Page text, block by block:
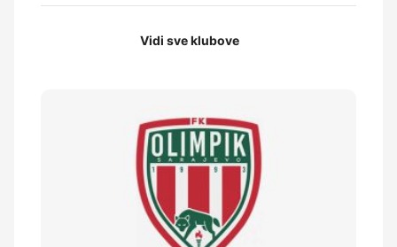
Vidi sve klubove